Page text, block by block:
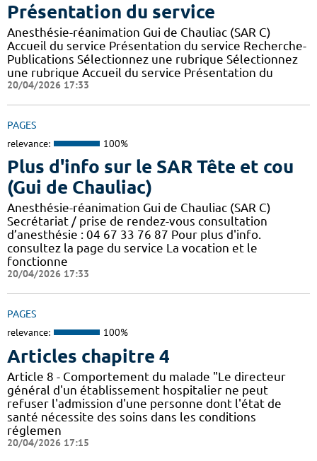
Présentation du service
Anesthésie-réanimation Gui de Chauliac (SAR C)
Accueil du service Présentation du service Recherche-
Publications Sélectionnez une rubrique Sélectionnez
une rubrique Accueil du service Présentation du
20/04/2026 17:33
PAGES
relevance: 100%
Plus d'info sur le SAR Tête et cou
(Gui de Chauliac)
Anesthésie-réanimation Gui de Chauliac (SAR C)
Secrétariat / prise de rendez-vous consultation
d’anesthésie : 04 67 33 76 87 Pour plus d'info.
consultez la page du service La vocation et le
fonctionne
20/04/2026 17:33
PAGES
relevance: 100%
Articles chapitre 4
Article 8 - Comportement du malade "Le directeur
général d'un établissement hospitalier ne peut
refuser l'admission d'une personne dont l'état de
santé nécessite des soins dans les conditions
réglemen
20/04/2026 17:15